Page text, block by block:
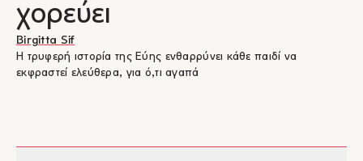
χορεύει
Birgitta Sif
Η τρυφερή ιστορία της Εύης ενθαρρύνει κάθε παιδί να
εκφραστεί ελεύθερα, για ό,τι αγαπά